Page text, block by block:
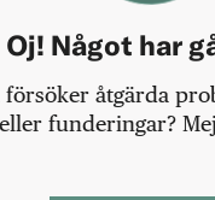
Oj! Något har
åtgärda
funderingar?